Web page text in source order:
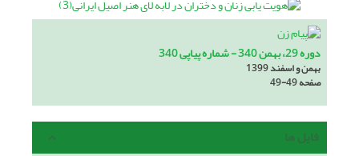
دوره 29، بهمن 340 - شماره پیاپی 340
بهمن و اسفند 1399
صفحه49-49
فایل ها